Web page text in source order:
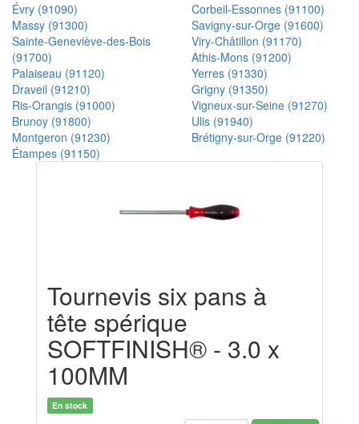
Évry (91090)
Corbeil-Essonnes (91100)
Massy (91300)
Savigny-sur-Orge (91600)
Sainte-Geneviève-des-Bois
(91700)
Viry-Châtillon (91170)
Athis-Mons (91200)
Palaiseau (91120)
Yerres (91330)
Draveil (91210)
Grigny (91350)
Ris-Orangis (91000)
Vigneux-sur-Seine (91270)
Brunoy (91800)
Ulis (91940)
Montgeron (91230)
Brétigny-sur-Orge (91220)
Étampes (91150)
Tournevis six pans à
tête spérique
SOFTFINISH® - 3.0 x
100MM
En stock